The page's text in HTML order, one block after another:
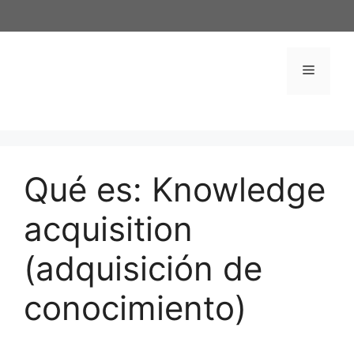
al
Menú
Qué es: Knowledge
acquisition
(adquisición de
conocimiento)